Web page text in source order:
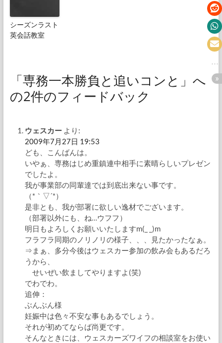
シーズンラスト
英会話教室
「専務一本勝負と追いコンと」へ
の2件のフィードバック
ウェスカー より:
2009年7月27日 19:53
ども、こんばんは。
いやぁ、専務はじめ重鎮連中相手に素晴らしいプレゼン
でしたよ。
我が事業部の同輩達では到底出来ない事です。
（*｀▽´*）
是非とも、我が部署に欲しい逸材でございます。
（部署以外にも、ね…ウフフ）
明日もよろしくお願いいたしますm(_ _)m
フラフラ同期のノリノリの様子、、、見たかったなぁ。
⇒まぁ、多分今後はウェスカー参加の飲み会もあるだろ
うから、
せいぜい飲ましてやりますよ(笑)
でわでわ。
追伸：
ぶんぶん様
妊娠中は色々不安な事もあるでしょう。
それが初めてならば尚更です。
そんなときには、ウェスカーズワイフの相談室をお使い